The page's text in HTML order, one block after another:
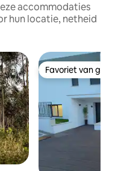
accommodaties
hun locatie, netheid
Favoriet van
Favoriet van